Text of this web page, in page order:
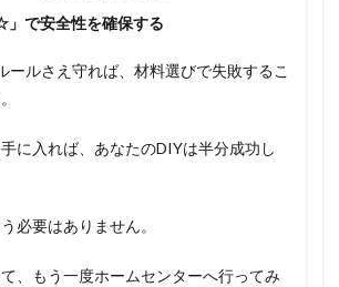
で安全性を確保する
ールさえ守れば、材料選びで失敗するこ
に入れば、あなたのDIYは半分成功し
必要はありません。
、もう一度ホームセンターへ行ってみ